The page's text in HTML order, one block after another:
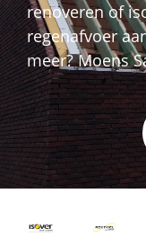
renoveren of
regenafvoer
meer? Moens